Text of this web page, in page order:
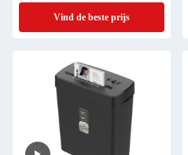
en kantoor gebruik
Vind de beste prijs